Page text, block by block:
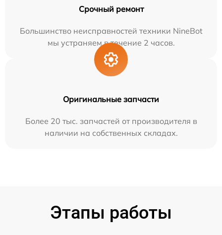
Срочный ремонт
Большинство неисправностей техники NineBot
мы устраняем в течение 2 часов.
Оригинальные запчасти
Более 20 тыс. запчастей от производителя в
наличии на собственных складах.
Этапы работы